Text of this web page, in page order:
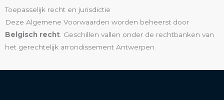
Toepasselijk recht en jurisdictie
Deze Algemene Voorwaarden worden beheerst door
Belgisch recht . Geschillen vallen onder de rechtbanken van
het gerechtelijk arrondissement Antwerpen.